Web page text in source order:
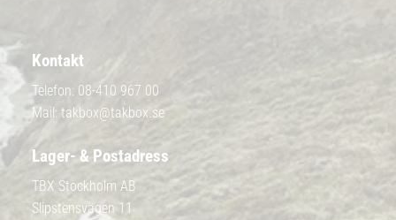
Kontakt
Telefon: 08-410 967 00
Mail: takbox@takbox.se
Lager- & Postadress
TBX Stockholm AB
Slipstensvägen 11